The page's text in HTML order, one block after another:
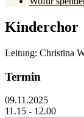
Kinderchor
Leitung: Christina
Termin
09.11.2025
11.15 - 12.00